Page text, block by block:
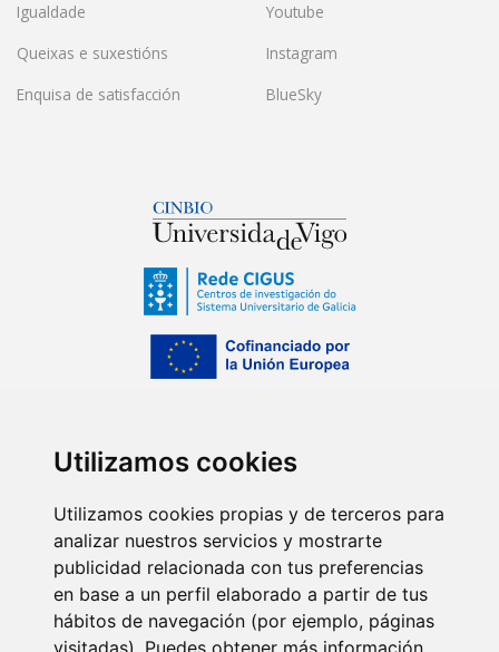
Utilizamos cookies
Utilizamos cookies propias y de terceros para
analizar nuestros servicios y mostrarte
publicidad relacionada con tus preferencias
en base a un perfil elaborado a partir de tus
hábitos de navegación (por ejemplo, páginas
visitadas). Puedes obtener más información
Igualdade
Queixas e suxestións
Enquisa de satisfacción
Youtube
Instagram
BlueSky